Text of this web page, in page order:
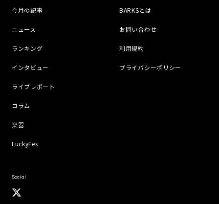
今月の記事
ニュース
ランキング
インタビュー
ライブレポート
コラム
楽器
LuckyFes
BARKSとは
お問い合わせ
利用規約
プライバシーポリシー
Social